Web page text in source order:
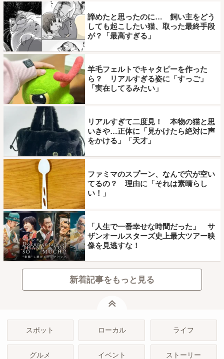
諦めたと思ったのに… 飼い主をどう
しても起こしたい猫、取った最終手段
が？「最高すぎる」
羊毛フェルトでキャタピーを作った
ら？ リアルすぎる姿に「すっご」
「実在してるみたい」
リアルすぎて二度見！ 本物の猫と思
いきや…正体に「見かけたら絶対に声
をかける」「天才」
ファミマのスプーン、なんで穴が空い
てるの？ 理由に「それは素晴らし
い！」
「人生で一番幸せな時間だった」 サ
ザンオールスターズ史上最大ツアー映
像を見逃すな！
新着記事をもっと見る
スポット ローカル ライフ
グルメ イベント ストーリー